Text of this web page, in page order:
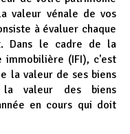
valeur vénale de vos
à évaluer chaque
Dans le cadre de la
(IFI), c'est
la valeur de ses biens
la valeur des biens
en cours qui doit